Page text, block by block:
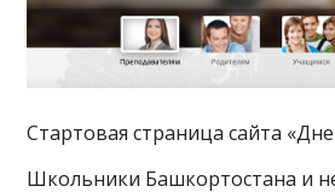
Стартовая страница сайта
Школьники Башкортостана и